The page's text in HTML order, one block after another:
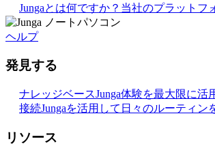
Jungaとは何ですか？ 当社のプラットフ
ヘルプ
発見する
ナレッジベースJunga体験を最大限に活
接続Jungaを活用して日々のルーティ
リソース